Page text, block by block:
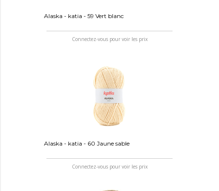
Alaska - katia - 59 Vert blanc
Connectez-vous pour voir les prix
Alaska - katia - 60 Jaune sable
Connectez-vous pour voir les prix